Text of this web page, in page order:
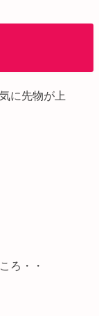
に先物が上
ろ・・